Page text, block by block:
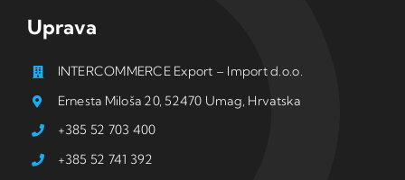
Uprava
INTERCOMMERCE Export – Import d.o.o.
Ernesta Miloša 20, 52470 Umag, Hrvatska
+385 52 703 400
+385 52 741 392